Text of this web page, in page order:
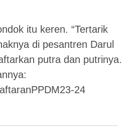
itu keren. “Tertarik
di pesantren Darul
putra dan putrinya.
24